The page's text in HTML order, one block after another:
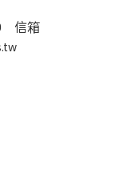
信箱